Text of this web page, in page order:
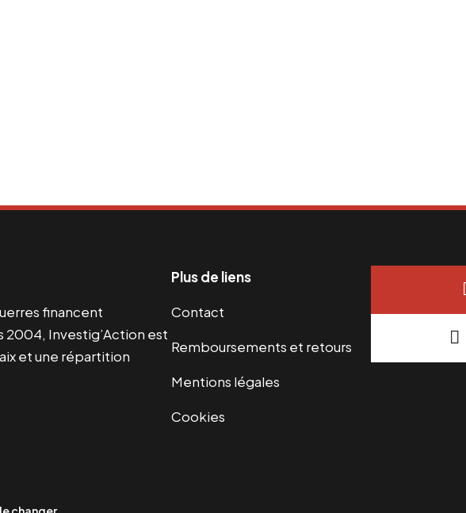
financent
2004, Investig’Action est
et une répartition
Plus de liens
Contact
Remboursements et retours
Mentions légales
Cookies